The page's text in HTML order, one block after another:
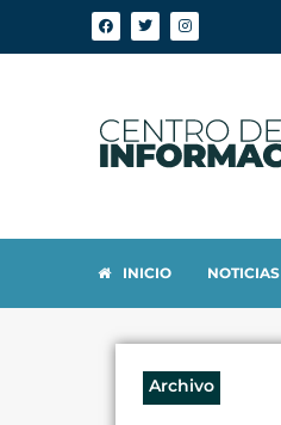
INICIO NOTICIAS
Archivo